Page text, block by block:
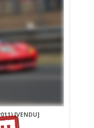
[VENDU]